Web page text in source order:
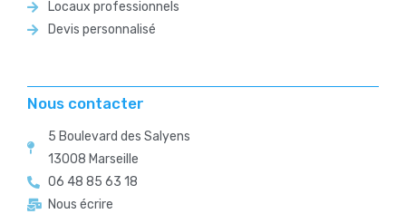
Locaux professionnels
Devis personnalisé
Nous contacter
5 Boulevard des Salyens
13008 Marseille
06 48 85 63 18
Nous écrire